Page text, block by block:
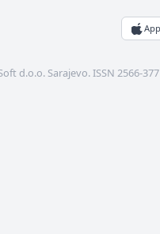
d.o.o. Sarajevo. ISSN 2566-